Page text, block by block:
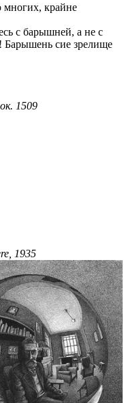
крайне
с барышней, а не с
Барышень сие зрелище
1509
1935